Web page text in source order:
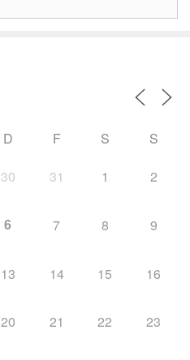
D F S S
30 31 1 2
6 7 8 9
13 14 15 16
20 21 22 23